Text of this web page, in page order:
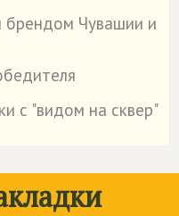
брендом Чувашии и
с "видом на сквер"